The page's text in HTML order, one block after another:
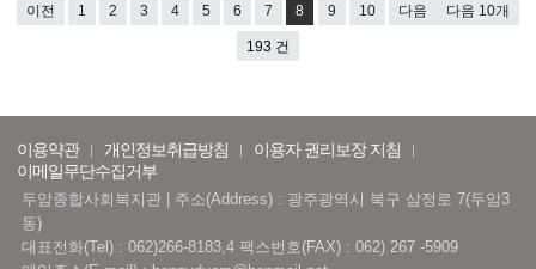
이전 1 2 3 4 5 6 7 8 9 10 다음 다음 10개
193 건
이용약관 개인정보취급방침
이용자 권리보장 지침
이메일무단수집거부
두암종합사회복지관 | 주소(Address) : 광주광역시 북구 삼정로 7(두암3
동)
대표전화(Tel) : 062)266-8183,4 팩스번호(FAX) : 062) 267 -5909